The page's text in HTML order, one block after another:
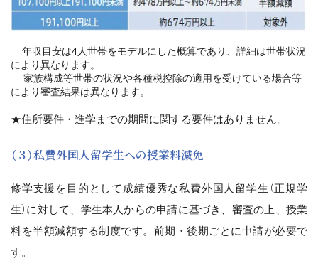
年収目安は4人世帯をモデルにした概算であり、詳細は世帯状況
により異なります。
家族構成等世帯の状況や各種税控除の適用を受けている場合等
により審査結果は異なります。
★住所要件・進学までの期間に関する要件はありません。
（３）私費外国人留学生への授業料減免
修学支援を目的として成績優秀な私費外国人留学生（正規学
生）に対して、学生本人からの申請に基づき、審査の上、授業
料を半額減額する制度です。前期・後期ごとに申請が必要で
す。